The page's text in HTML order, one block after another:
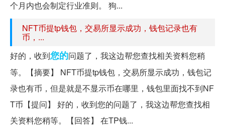
个月内也会制定行业准则。 狗...
NFT币提tp钱包，交易所显示成功，钱包记录也有
币，...
好的，收到您的问题了，我这边帮您查找相关资料您稍
等。【摘要】 NFT币提tp钱包，交易所显示成功，钱包记
录也有币，但是就是不显示币在哪里，钱包里面找不到NF
T币【提问】 好的，收到您的问题了，我这边帮您查找相
关资料您稍等。【回答】 在TP钱...